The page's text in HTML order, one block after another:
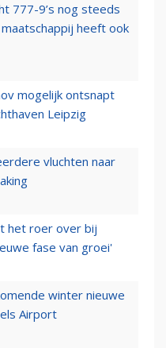
777-9’s nog steeds
heeft ook
mogelijk ontsnapt
Leipzig
vluchten naar
het roer over bij
fase van groei'
winter nieuwe
Airport